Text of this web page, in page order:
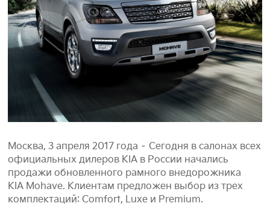
Москва, 3 апреля 2017 года – Сегодня в салонах всех
официальных дилеров KIA в России начались
продажи обновленного рамного внедорожника
KIA Mohave. Клиентам предложен выбор из трех
комплектаций: Comfort, Luxe и Premium.